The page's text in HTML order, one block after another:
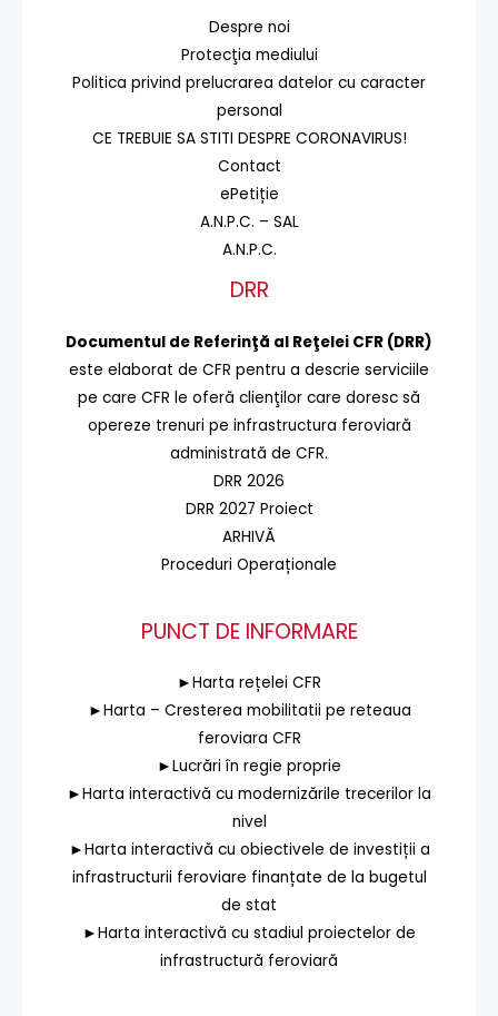
Despre noi
Protecţia mediului
Politica privind prelucrarea datelor cu caracter
personal
CE TREBUIE SA STITI DESPRE CORONAVIRUS!
Contact
ePetiție
A.N.P.C. – SAL
A.N.P.C.
DRR
Documentul de Referinţă al Reţelei CFR (DRR)
este elaborat de CFR pentru a descrie serviciile
pe care CFR le oferă clienţilor care doresc să
opereze trenuri pe infrastructura feroviară
administrată de CFR.
DRR 2026
DRR 2027 Proiect
ARHIVĂ
Proceduri Operaționale
PUNCT DE INFORMARE
►Harta rețelei CFR
►Harta – Cresterea mobilitatii pe reteaua
feroviara CFR
►Lucrări în regie proprie
►Harta interactivă cu modernizările trecerilor la
nivel
►Harta interactivă cu obiectivele de investiții a
infrastructurii feroviare finanțate de la bugetul
de stat
►Harta interactivă cu stadiul proiectelor de
infrastructură feroviară